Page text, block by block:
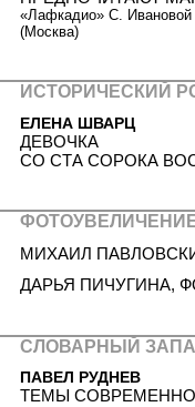
«Лафкадио» С. Ивановой
(Москва)
ИСТОРИЧЕСКИЙ
ЕЛЕНА ШВАРЦ
ДЕВОЧКА
СО СТА СОРОКА
МИХАИЛ
ДАРЬЯ ПИЧУГИНА,
СЛОВАРНЫЙ
ПАВЕЛ РУДНЕВ
ТЕМЫ